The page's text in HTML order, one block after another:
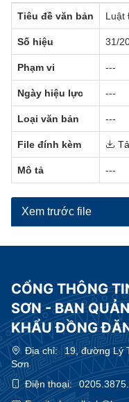
Tiêu đề văn bản Luật
Số hiệu 31/
Phạm vi ---
Ngày hiệu lực ---
Loại văn bản ---
File đính kèm
Mô tả ---
Xem trước file
CỔNG THÔNG
SƠN - BAN
KHẨU ĐỒNG
Địa chỉ:
19, đường Lý
Sơn
Điện thoại: